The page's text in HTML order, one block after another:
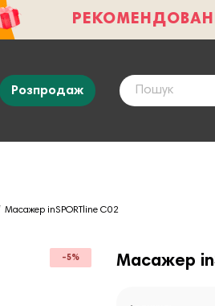
Розпродаж
Масажер inSPORTline C02
-5% Масажер